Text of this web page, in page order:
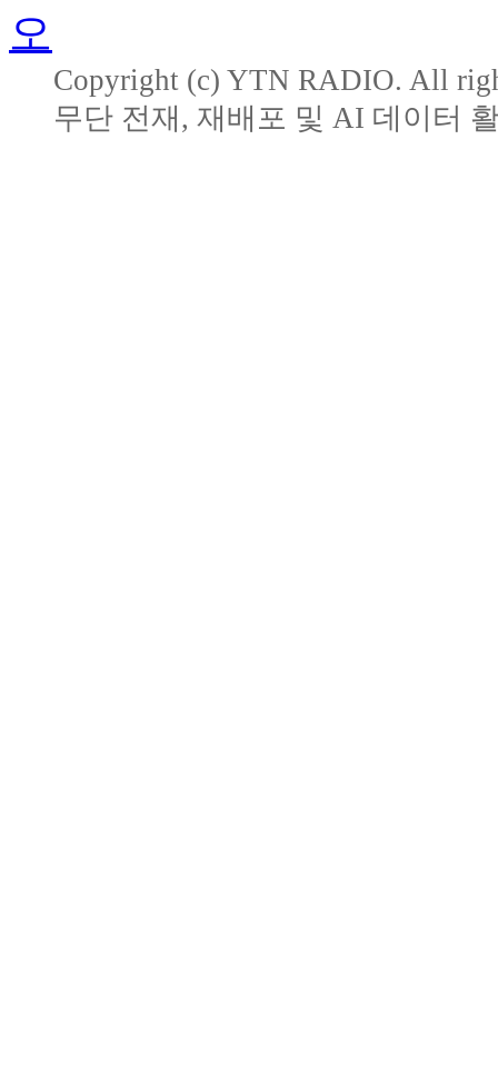
Copyright (c) YTN RADIO. All
무단 전재, 재배포 및 AI 데이터